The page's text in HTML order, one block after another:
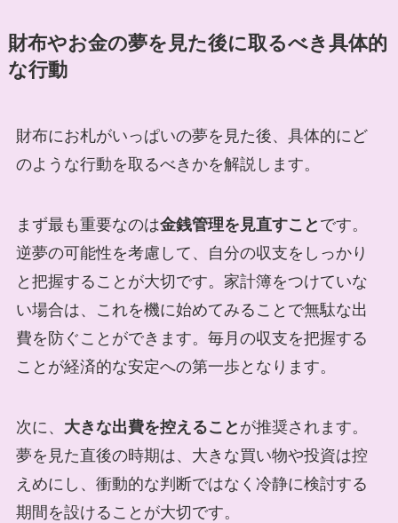
財布やお金の夢を見た後に取るべき具体的
な行動
財布にお札がいっぱいの夢を見た後、具体的にど
のような行動を取るべきかを解説します。
まず最も重要なのは金銭管理を見直すこと です。
逆夢の可能性を考慮して、自分の収支をしっかり
と把握することが大切です。家計簿をつけていな
い場合は、これを機に始めてみることで無駄な出
費を防ぐことができます。毎月の収支を把握する
ことが経済的な安定への第一歩となります。
次に、 大きな出費を控えること が推奨されます。
夢を見た直後の時期は、大きな買い物や投資は控
えめにし、衝動的な判断ではなく冷静に検討する
期間を設けることが大切です。